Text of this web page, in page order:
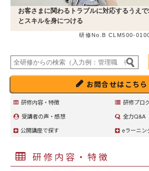
お客さまに関わるトラブルに対応するうえ
とスキルを身につける
研修No.B CLM500-
お問合せはこちら
研修内容・特徴
研修プロ
受講者の声・感想
全力Q&A
公開講座で探す
eラーニン
研修内容・特徴